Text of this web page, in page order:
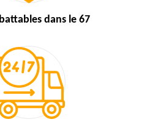
dans le 67